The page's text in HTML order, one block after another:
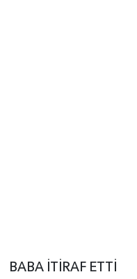
BABA İTİRAF ETTİ